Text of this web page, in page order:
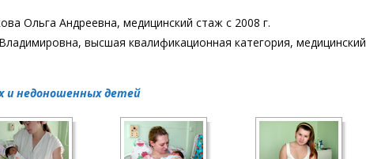
Ольга Андреевна, медицинский стаж с 2008 г.
высшая квалификационная категория, медицинский
и недоношенных детей